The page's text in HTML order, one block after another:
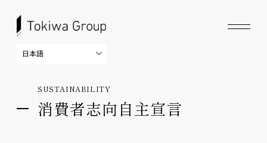
SUSTAINABILITY
消費者志向自主宣言